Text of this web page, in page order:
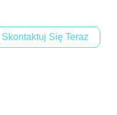
Skontaktuj Się Teraz